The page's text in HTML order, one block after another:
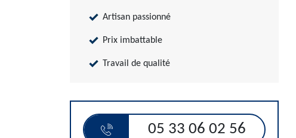
Artisan passionné
Prix imbattable
Travail de qualité
05 33 06 02 56